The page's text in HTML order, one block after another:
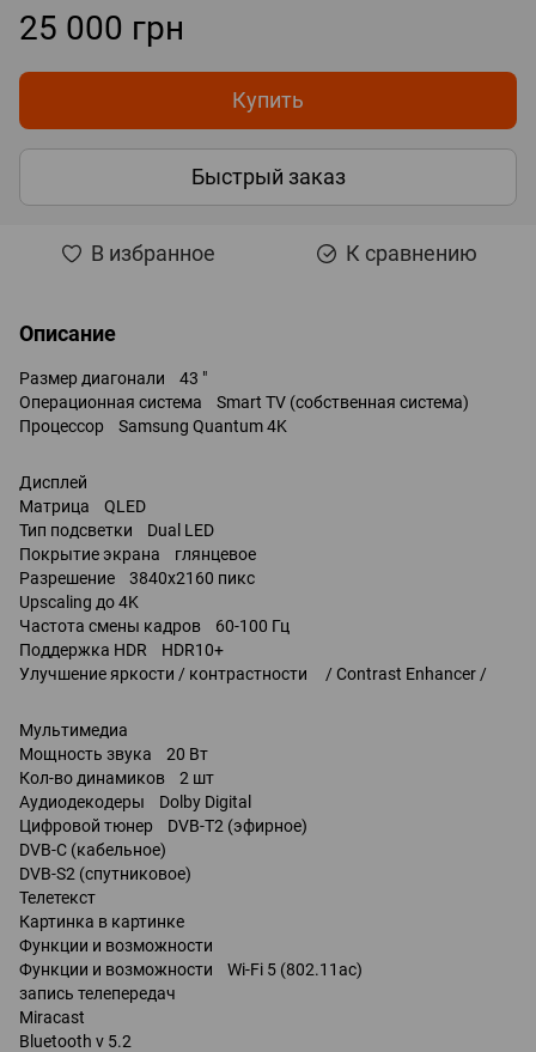
25 000 грн
Купить
Быстрый заказ
В избранное К сравнению
Описание
Размер диагонали 43 "
Операционная система Smart TV (собственная система)
Процессор Samsung Quantum 4K
Дисплей
Матрица QLED
Тип подсветки Dual LED
Покрытие экрана глянцевое
Разрешение 3840x2160 пикс
Upscaling до 4K
Частота смены кадров 60-100 Гц
Поддержка HDR HDR10+
Улучшение яркости / контрастности / Contrast Enhancer /
Мультимедиа
Мощность звука 20 Вт
Кол-во динамиков 2 шт
Аудиодекодеры Dolby Digital
Цифровой тюнер DVB-T2 (эфирное)
DVB-C (кабельное)
DVB-S2 (спутниковое)
Телетекст
Картинка в картинке
Функции и возможности
Функции и возможности Wi-Fi 5 (802.11ac)
запись телепередач
Miracast
Bluetooth v 5.2